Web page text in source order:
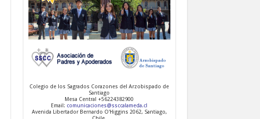
Colegio de los Sagrados Corazones del Arzobispado de
Santiago
Mesa Central +56224382900
Email: comunicaciones@ssccalameda.cl
Avenida Libertador Bernardo O'Higgins 2062, Santiago,